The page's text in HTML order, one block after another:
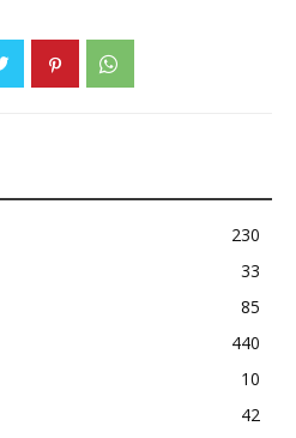
230
33
85
440
10
42